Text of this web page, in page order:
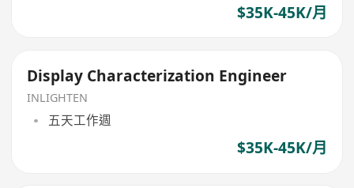
$35K-45K/月
Display Characterization Engineer
INLIGHTEN
五天工作週
$35K-45K/月